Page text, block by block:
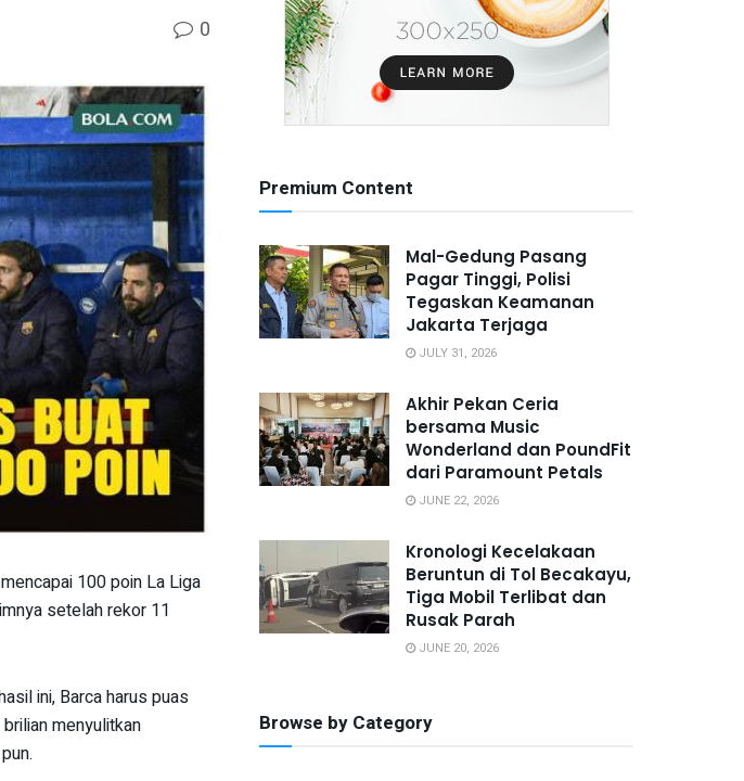
0
100 poin La Liga
setelah rekor 11
ini, Barca harus puas
menyulitkan
Premium Content
Mal-Gedung Pasang
Pagar Tinggi, Polisi
Tegaskan Keamanan
Jakarta Terjaga
JULY 31, 2026
Akhir Pekan Ceria
bersama Music
Wonderland dan PoundFit
dari Paramount Petals
JUNE 22, 2026
Kronologi Kecelakaan
Beruntun di Tol Becakayu,
Tiga Mobil Terlibat dan
Rusak Parah
JUNE 20, 2026
Browse by Category